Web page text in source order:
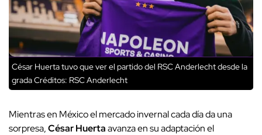
César Huerta tuvo que ver el partido del RSC Anderlecht desde la
gradaCréditos: RSC Anderlecht
Mientras en México el mercado invernal cada día da una
sorpresa,César Huertaavanza en su adaptación el